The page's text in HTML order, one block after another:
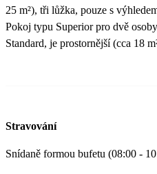
25 m²), tři lůžka, pouze s
Pokoj typu Superior pro dvě
Standard, je prostornější (cca 18
Stravování
Snídaně formou bufetu (08:00 -